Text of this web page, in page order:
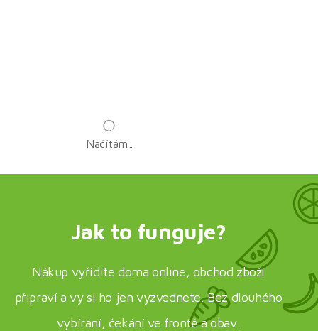
Načítám...
Jak to funguje?
Nákup vyřídíte doma online, obchod zboží
připraví a vy si ho jen vyzvednete. Bez dlouhého
vybírání, čekání ve frontě a obav.